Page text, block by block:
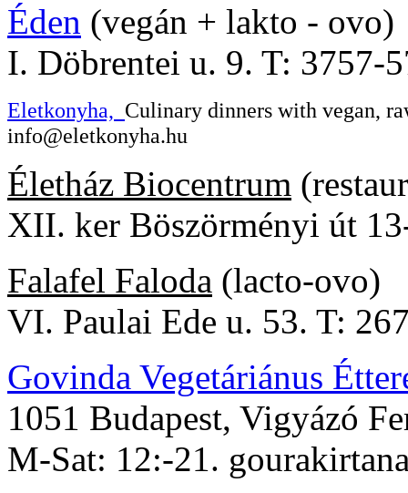
Éden (vegán + lakto - ovo)
I. Döbrentei u. 9. T: 3757-
Eletkonyha, Culinary dinners with vegan,
info@eletkonyha.hu
Életház Biocentrum
XII. ker Böszörményi út
Falafel Faloda (lacto-ovo)
VI. Paulai Ede u. 53. T:
Govinda Vegetáriánus
1051 Budapest, Vigyázó
M-Sat: 12:-21.